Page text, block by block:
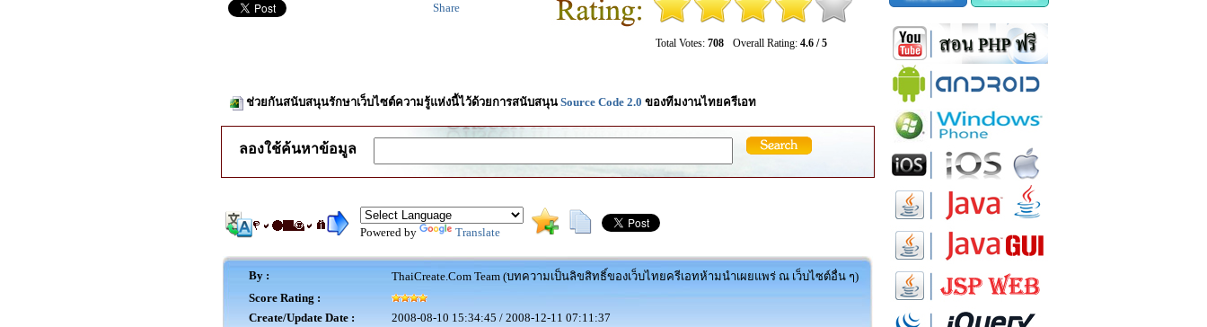
Total Votes: 708 Overall Rating: 4.6 / 5
Share
ช่วยกันสนับสนุนรักษาเว็บไซต์ความรู้แห่งนี้ไว้ด้วยการสนับสนุน Source Code 2.0 ของทีมงานไทยครีเอท
ลองใช้ค้นหาข้อมูล
Powered by Translate
By :
ThaiCreate.Com Team (บทความเป็นลิขสิทธิ์ของเว็บไทยครีเอทห้ามนำเผยแพร่ ณ เว็บไซต์อื่น ๆ)
Score Rating :
Create/Update Date :
2008-08-10 15:34:45 / 2008-12-11 07:11:37